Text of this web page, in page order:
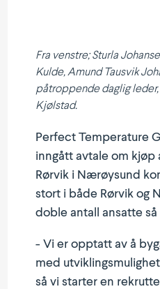
Fra venstre; Sturla
Kulde, Amund Tausvik
påtrop­pende daglig
Kjølstad.
Perfect Tempe­rature
inngått avtale om kjøp
Rørvik i Nærøysund
stort i både Rørvik og
doble antall ansatte så
- Vi er opptatt av å
med
så vi starter en